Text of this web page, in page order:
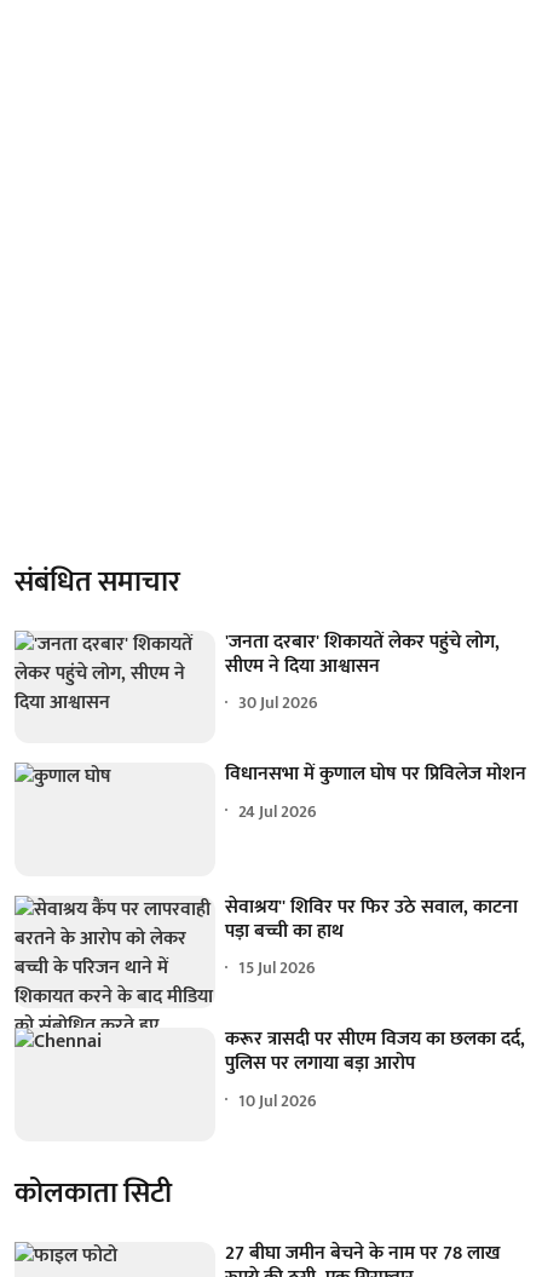
संबंधित समाचार
'जनता दरबार' शिकायतें लेकर पहुंचे लोग,
सीएम ने दिया आश्वासन
30 Jul 2026
विधानसभा में कुणाल घोष पर प्रिविलेज मोशन
24 Jul 2026
सेवाश्रय'' शिविर पर फिर उठे सवाल, काटना
पड़ा बच्ची का हाथ
15 Jul 2026
करूर त्रासदी पर सीएम विजय का छलका दर्द,
पुलिस पर लगाया बड़ा आरोप
10 Jul 2026
कोलकाता सिटी
27 बीघा जमीन बेचने के नाम पर 78 लाख